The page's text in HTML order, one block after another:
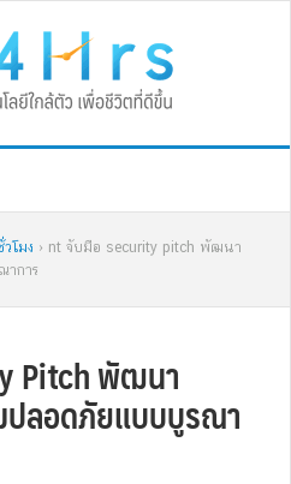
โมง › nt จับมือ security pitch พัฒนา
าการ
Pitch พัฒนา
ปลอดภัยแบบบูรณา